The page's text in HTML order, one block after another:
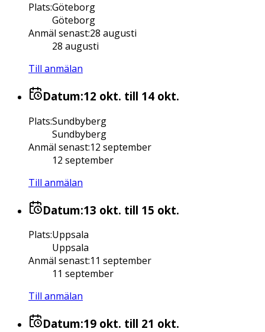
Plats:Göteborg
Göteborg
Anmäl senast:28 augusti
28 augusti
Till anmälan
Datum:12 okt. till 14 okt.
Plats:Sundbyberg
Sundbyberg
Anmäl senast:12 september
12 september
Till anmälan
Datum:13 okt. till 15 okt.
Plats:Uppsala
Uppsala
Anmäl senast:11 september
11 september
Till anmälan
Datum:19 okt. till 21 okt.